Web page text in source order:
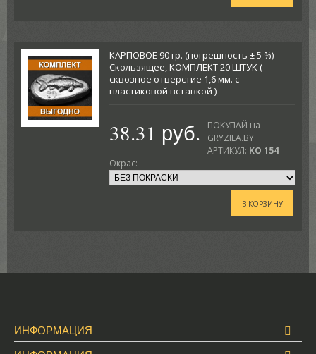
КАРПОВОЕ 90 гр. (погрешность ± 5 %)
Скользящее, КОМПЛЕКТ 20 ШТУК (
сквозное отверстие 1,6 мм. с
пластиковой вставкой )
38.31 руб.
ПОКУПАЙ на
GRYZILA.BY
АРТИКУЛ: KO 154
Окрас:
В КОРЗИНУ
ИНФОРМАЦИЯ